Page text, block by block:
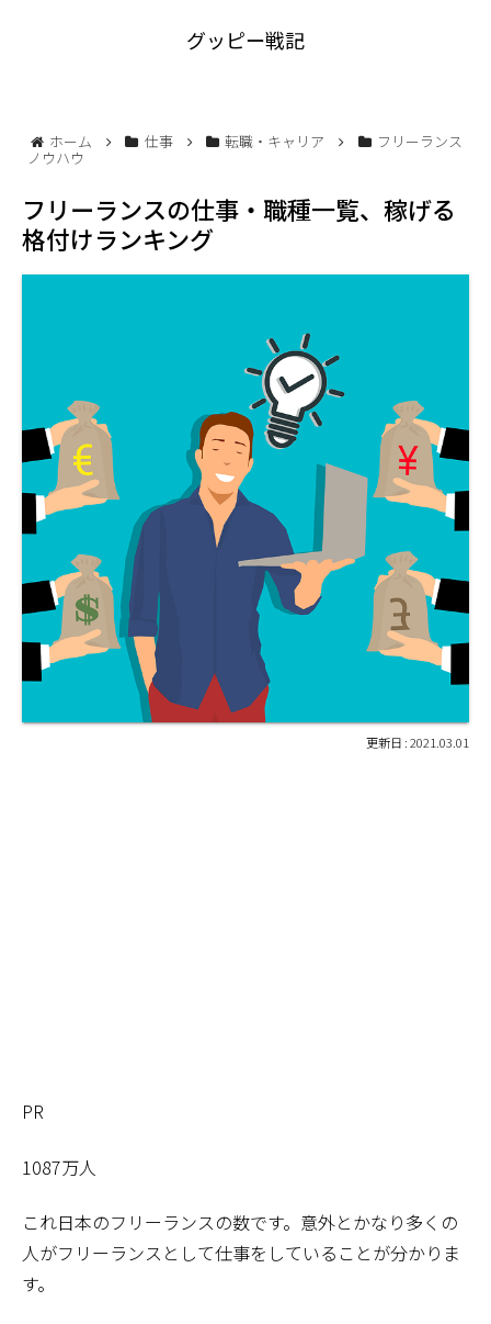
グッピー戦記
ホーム 仕事 転職・キャリア フリーランス
ノウハウ
フリーランスの仕事・職種一覧、稼げる
格付けランキング
2021.03.01
PR
1087万人
これ日本のフリーランスの数です。意外とかなり多くの
人がフリーランスとして仕事をしていることが分かりま
す。